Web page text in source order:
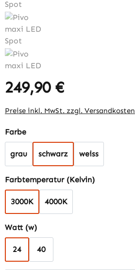
Regulärer Preis:
249,90 €
Preise inkl. MwSt. zzgl. Versandkosten
Farbeauswählen
grau schwarz weiss
Farbtemperatur (Kelvin)auswählen
3000K 4000K
Watt (w)auswählen
24 40